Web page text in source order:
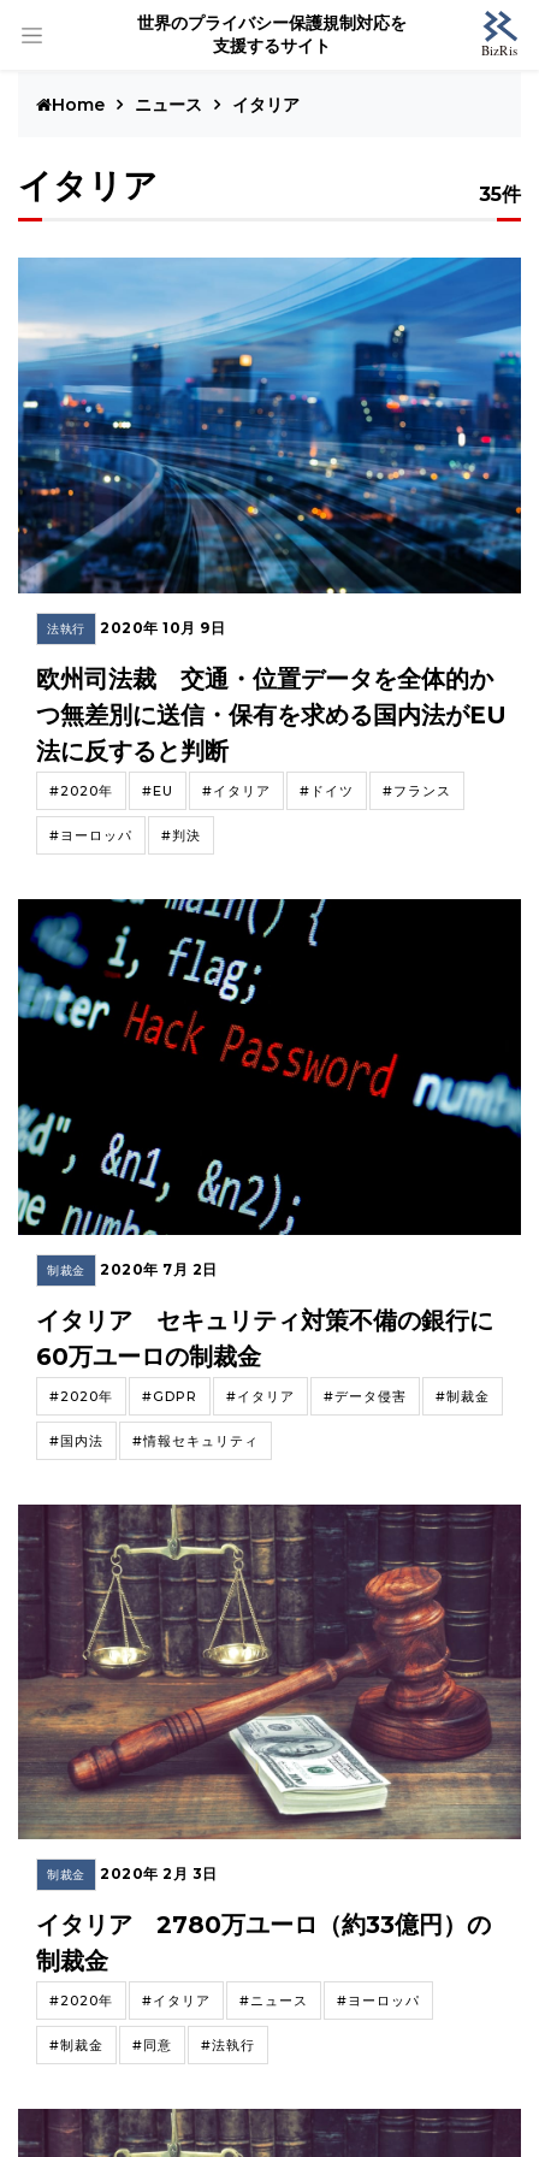
世界のプライバシー保護規制対応を
支援するサイト
Home ニュース イタリア
イタリア 35件
法執行 2020年 10月 9日
欧州司法裁 交通・位置データを全体的か
つ無差別に送信・保有を求める国内法がEU
法に反すると判断
#2020年 #EU #イタリア #ドイツ #フランス
#ヨーロッパ #判決
制裁金 2020年 7月 2日
イタリア セキュリティ対策不備の銀行に
60万ユーロの制裁金
#2020年 #GDPR #イタリア #データ侵害 #制裁金
#国内法 #情報セキュリティ
制裁金 2020年 2月 3日
イタリア 2780万ユーロ（約33億円）の
制裁金
#2020年 #イタリア #ニュース #ヨーロッパ
#制裁金 #同意 #法執行